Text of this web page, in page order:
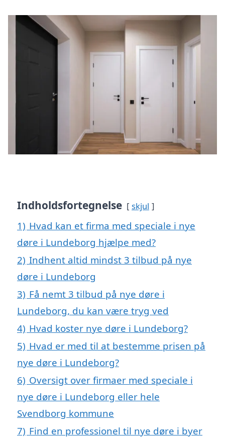
Indholdsfortegnelse skjul
1) Hvad kan et firma med speciale i nye
døre i Lundeborg hjælpe med?
2) Indhent altid mindst 3 tilbud på nye
døre i Lundeborg
3) Få nemt 3 tilbud på nye døre i
Lundeborg, du kan være tryg ved
4) Hvad koster nye døre i Lundeborg?
5) Hvad er med til at bestemme prisen på
nye døre i Lundeborg?
6) Oversigt over firmaer med speciale i
nye døre i Lundeborg eller hele
Svendborg kommune
7) Find en professionel til nye døre i byer